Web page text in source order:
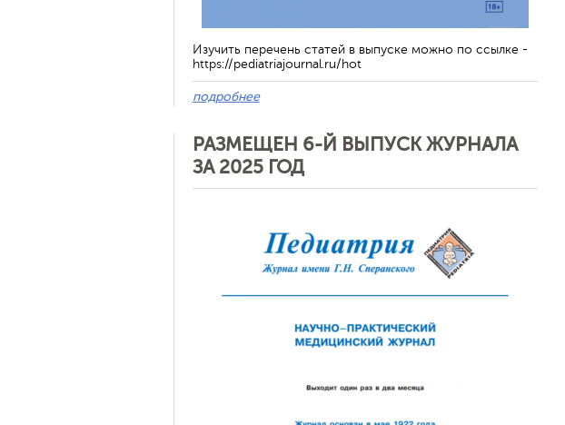
Изучить перечень статей в выпуске можно по ссылке -
https://pediatriajournal.ru/hot
подробнее
РАЗМЕЩЕН 6-Й ВЫПУСК ЖУРНАЛА
ЗА 2025 ГОД